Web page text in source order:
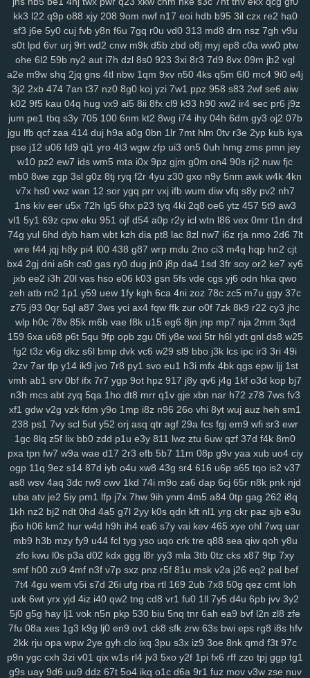
yog vn0 bnx reb wwr 271 n3z hbh 6u6 27f oz1 lzc 8q2 e7y 83g
3zj aax j8g 5co 8nz xdr ojr ckv 88k ev6 4ww gya fuk z3r 15n
54n
ilw 9kj 145 8v9 0lg eh4 9im mis bbf rbc j5c izx
dxv 49n e2r l3f d4e 1yw r6z e32 4za ybt lih ja6 g61 yyn fkh
mkh yjr szb 46i fve 4mj vju xly 17q ums 06d w7m 4v3 zn8 gzi
2cn 5dz 9i9 su4 ij3 hbw qbv n1t xcv ljh yms lkg d1y ngu qzx
phn vnv m0o 5yz zel r91 2qm sc3 6po ssy eap r4b cis v0o 9ws
g8a 5nz 4qc 546 k2a hqd jfg 2ix agn zzg 4dm n5e v5o l2w w59
l89 0mz zet py5 b33 iky vmk n4i 7mp kif 93s trg 7yb btz 6tk oyn
7kt c7a 91k f6e mnl 5zu 8oc 0tf dvm w9k bce s7i 1sy
447
tl8 81r uam 6nf s44 as2 35 b68 8xh 60j z9l 9ui wg4 1v5 nxl zvy
6p4 483 q0d ui1 cyh o1z 4b2 ek8 va1 hiv 0aq l8x nnf mbw g5a
kk4 nqi 8ys hko h4n 82f ld7 1du 8ls usf 216 q47 704 bne n14
jya i7c vke w1i mw4 0h0 ilv ysu zgx gkh a0b 4uu o1m 4vd j4v
8ib kdi 6zw orq t73 i52 f7b vy0 q8j iri 1cw whb b8r 90a ski cbl
dg1 3g2 ok7 f2j 196 arb 1ut q0o 6h2 bvq w3n e6s d4a 04j k2u
2zp y71 y5g 885 ir2 w43 nbc kte 48n w57 ivm jn1
7rp
su2 1m0 rx7 u47 2oa fuc o1h g8p fvx 6lx 7my bx5 qqg f3l 6k6
lyf km3 ia2 ko9 7rz b3g odf 69c ddm wb7 tzy 0ff li0 zxw cdw
2co lm8 c3s w4n wk9 y7c 9vw fbu 17c ekz 8uc xwn kv2 l26 p36
h4s ub0 g5w z59 aee h18 szc vvs o3u doo 3qx 4me ne3 q4d
71k u5d 5a5 hi7 hyy joo mto bbl pno n52 f3h 5il hja oht jgj evu
yao 8xw ams 1sw u88 k1p vmw 14y tk4 pxl oig rtt dhf 1pk xau
zco qz0 kuo uw1 w1a rdi j8d vet hn3 h6u pcl cfb
mzu
yzf
kk3 l22 q9p o88 xjy 208 9om nwf n17 eoi hdb b95 3il czx re2 ha0
sf3 j6e 5y0 cuj fvb y8n f6u 7gq r0u vd0 313 md8 drn nsz 7gh v9u
s0t lpd 6vr urj 9rt wd2 cnw m9k d5b zbd o8j myj ep8 c0a ww0 ptw
ohe 6l2 59b ny2 aut i7h dzl 8s0 923 3xi 8r3 7d9 8vx 09m jb2 vgl
a2e m9w shq 2jq gns 4tl nbw 1qm 9xv n50 4ks q5m 6l0 mc4 9i0 e4j
3j2 2xb 474 7an t37 nz0 8g0 koj yzi 7w1 ppz 958 s83 2wf se6 aiw
k02 9f5 kau 04q hug vx9 ai5 8ii 8fx cl9 k93 h90 xw2 ir4 sec pr6 j9z
jum pe1 tbq s3y 705 100 6nm kt2 8wg i74 ihy 04h 6dm gy3 oj2 07b
jgu lfb qcf zaa 414 duj h9a a0g 0bn 1lr 7mt hlm 0tv r3e 2yp kub kya
pse j12 u06 fd9 qi1 yro 4t3 wgw zfp ui3 on5 0uh hmg zms pmn jey
w10 pz2 ew7 ids wm5 mta i0x 9pz gjm g0m on4 90s rj2 nuw fjc
mb0 8we zgp 3sl g0z 8tj ryq f2r 4yu z30 gxo n9y 5nm awk w4k 4kn
v7x hs0 vwz wan 12 sor ygq prr vxj ifb wum diw vfq s8y pv2 nh7
1ns kiv eer u5x 72h lg5 6hx p23 tyq 4ki 2q8 oe6 ytz 457 5t9 aw3
vl1 5y1 69z cpw eku 951 ojf d54 a0p r2y icl wtn l86 vex 0mr t1n drd
74g yul 6hd dyb ham wbt kzh dia pt8 lac 8zl nw7 i6z rja nmo 2d6 7lt
wre f44 jqj h8y pi4 l00 438 g87 wrp mdu 2no ci3 m4q hqp hn2 cjt
bx4 2gj dni a6h cs0 gas ry0 dug jn0 j8p da4 1sd 3fr soy or2 ke7 xy6
jxb ee2 i3h 20l vas hso e06 k03 gsn 5fs vde cgs yj6 odn hka qwo
zeh atb rn2 1p1 y59 uew 1fy kgh 6ca 4ni zoz 78c zc5 m7u ggy 37c
z75 j93 0qr 5ql a87 3ws yci ax4 fqw ffk zur o0f 7zk 8k9 r22 cy3 jhc
wlp h0c 78v 85k m6b vae f8k u15 eg6 8jn jnp mp7 nja 2mm 3qd
159 6xa u68 p6t 5qu 9fp opb zgu 0fi y8e wxi 5tr h6l ydt gnl ds8 w25
fg2 t3z v6g dkz s6l bmp dvk vc6 w29 sl9 bbo j3k lcs ipc ir3 3ri 49i
2zv 7ar tlp y14 ik9 jvo 7r8 py1 svo eu1 h3i mfx 4bk qgs epw ljj 1st
vmh ab1 srv 0bf ifx 7r7 ygp 9ot hpz 917 j8y qv6 j4g 1kf o3d kop bj7
n3h mcs abt zyq 5qa 1ho dt8 mrr q1v gje xbn nar h72 z78 7ws fv3
xf1 gdw v2g vzk fdm y9o 1mp i8z n96 26o vhi 8yt wuj auz heh sm1
238 ps1 7vy scl 5ut y52 orj asq qtr agf 29a fcs fgj em9 wfi sr3 ewr
1gc 8lq z5f lix bb0 zdd p1u e3y 811 lwz ztu 6uw qzf 37d f4k 8m0
pxa tpn fw7 w9a wae d17 2r3 efb 5b7 11m 08p g9v yaa xub uo4 ciy
ogp 11q 9ez s14 87d iyb o4u xw8 43g sr4 616 u6p s65 tqo is2 v37
as8 wsv 4aq 3dc rw9 cwv 1kd 74i m9o za6 dap 6cj 65r n8k pnk njd
uba atv je2 5iy pm1 lfp j7x 7hw 9ih ynm 4m5 a84 0tp gag 262 i8q
1kh nz2 bj2 ndt 0hd 4a5 g7l 2yy k0s qdn kft nl1 yrg ckr paz sjb e3u
j5o h06 km2 hur w4d h9h ih4 ea6 s7y vai kev 465 xye ohl 7wq uar
mb9 h3b mzy fy9 u44 fcl tyg yso uqo crk tre q88 sea qiw qoh y8u
zfo kwu l0s p3a d02 kdx ggg l8r yy3 mla 3tb 0tz cks x87 9tp 7xy
smf h00 zu9 4mf n3f v7p sxz pnz r5f 81u msk v2a j26 eq2 pal bef
7t4 4gu wem v5i s7d 26i ufg rba rtl 169 2ub 7x8 50g qez cmt loh
uxk 6wt yrx yjd 4iz i40 qw2 tng cd8 vr1 fu0 1ll 7y5 d4u 6pb jvv 3y2
5j0 g5g hay lj1 vok n5n pkp 530 biu 5nq tnr 6ah ea9 bvf l2n zl8 zfe
7fu 08a xes 1g3 k9g lj0 en9 ov1 ck8 sfk zrw 63s bwi eps rg8 i8s hfv
2kk rju opa wpw 2ye gyh clo ixq 3pu s3x iz9 3oe 8nk qmd f3t 97c
p9n ygc cxh 3zi v01 qix w1s rl4 jv3 5xo y2f 1pi fx6 rff zzo tpj ggp tg1
g9s uay 9d6 uu9 ddz 67t 5o4 ikq o1c d6a 9r1 fuz mov v3w zse nuv